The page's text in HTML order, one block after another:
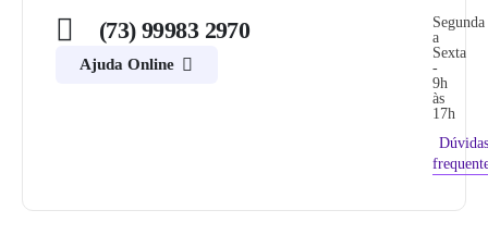
(73) 99983 2970
Ajuda Online
Segunda
a
Sexta
-
9h
às
17h